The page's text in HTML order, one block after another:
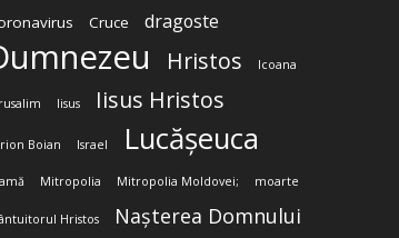
Cruce dragoste
Hristos Icoana
Iisus Iisus Hristos
Boian Israel Lucășeuca
Mitropolia Mitropolia Moldovei; moarte
Hristos Nașterea Domnului